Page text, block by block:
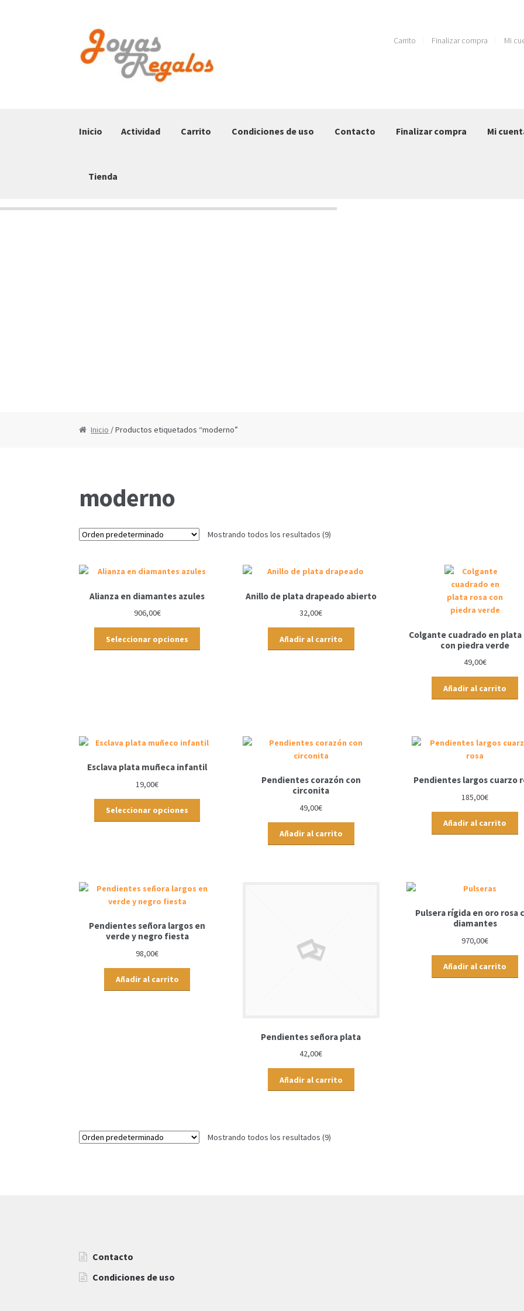
la
navegación
al
contenido
Carrito Finalizar compra Mi
Inicio Actividad Carrito Condiciones de uso Contacto Finalizar compra Mi
Tienda
Inicio / Productos etiquetados “moderno”
moderno
Mostrando todos los resultados (9)
Alianza en diamantes azules
906,00€
Seleccionar opciones
Anillo de plata drapeado abierto
32,00€
Añadir al carrito
Colgante cuadrado en plata
con piedra verde
49,00€
Añadir al carrito
Esclava plata muñeca infantil
19,00€
Seleccionar opciones
Pendientes corazón con
circonita
49,00€
Añadir al carrito
Pendientes largos cuarzo
185,00€
Añadir al carrito
Pendientes señora largos en
verde y negro fiesta
98,00€
Añadir al carrito
Pendientes señora plata
42,00€
Añadir al carrito
Pulsera rígida en oro rosa
diamantes
970,00€
Añadir al carrito
Mostrando todos los resultados (9)
Contacto
Condiciones de uso